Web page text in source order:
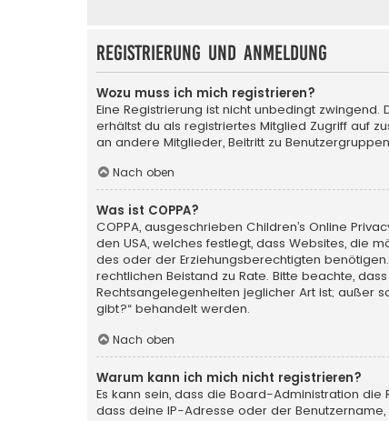
Registrierung und Anmeldung
Wozu muss ich mich registrieren?
Eine Registrierung ist nicht unbedingt
erhältst du als registriertes Mitglied Zugriff auf
an andere Mitglieder, Beitritt zu
Nach oben
Was ist COPPA?
COPPA, ausgeschrieben Children’s Online
den USA, welches festlegt, dass Websites, die
des oder der Erziehungsberechtigten
rechtlichen Beistand zu Rate. Bitte beachte,
Rechtsangelegenheiten jeglicher Art ist; außer
gibt?“ behandelt werden.
Nach oben
Warum kann ich mich nicht registrieren?
Es kann sein, dass die Board-Administration
dass deine IP-Adresse oder der